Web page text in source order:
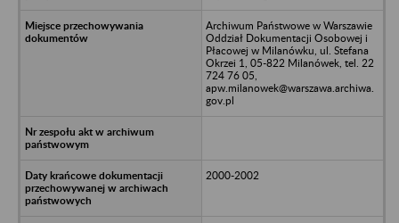
Archiwum Państwowe w Warszawie
Oddział Dokumentacji Osobowej i
Płacowej w Milanówku, ul. Stefana
Okrzei 1, 05-822 Milanówek, tel. 22
724 76 05,
apw.milanowek@warszawa.archiwa.
gov.pl
2000-2002